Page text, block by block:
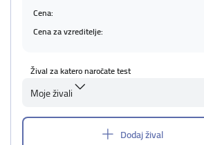
Cena:
Cena za vzreditelje:
Žival za katero naročate test
Moje živali
Dodaj žival